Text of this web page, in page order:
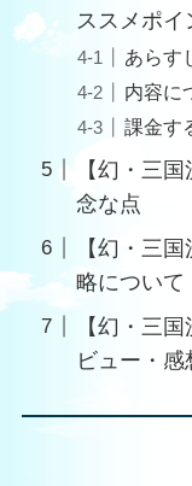
ススメポイ
あらす
内容に
課金す
【幻・三
念な点
【幻・三
略について
【幻・三
ビュー・感